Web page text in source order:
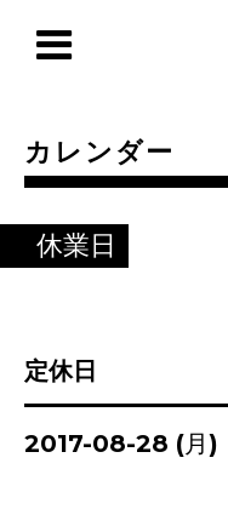
カレンダー
休業日
定休日
2017-08-28 (月)